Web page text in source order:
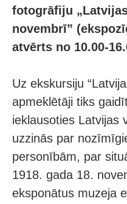
fotogrāfiju
novembrī”
atvērts no 10.00-
Uz ekskursiju
apmeklētāji tiks
ieklausoties Latvijas
uzzinās par
personībām, par
1918. gada 18.
eksponātus muzeja